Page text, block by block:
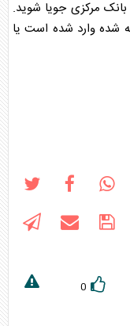
بانک مرکزی جویا شوید.
شده وارد شده است یا
0